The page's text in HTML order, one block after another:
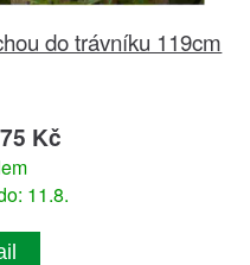
do trávníku 119cm
Kč
11.8.